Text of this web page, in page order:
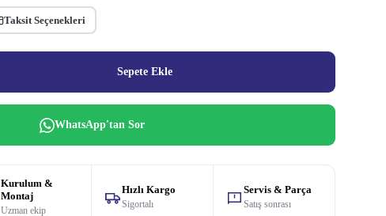
Taksit Seçenekleri
Sepete Ekle
WhatsApp'tan Sor
Kurulum &
Montaj
Uzman ekip
Hızlı Kargo
Sigortalı
Servis & Parça
Satış sonrası